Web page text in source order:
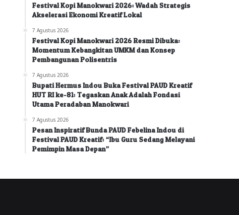
Festival Kopi Manokwari 2026: Wadah Strategis
Akselerasi Ekonomi Kreatif Lokal
7 Agustus 2026
Festival Kopi Manokwari 2026 Resmi Dibuka:
Momentum Kebangkitan UMKM dan Konsep
Pembangunan Polisentris
7 Agustus 2026
Bupati Hermus Indou Buka Festival PAUD Kreatif
HUT RI ke-81: Tegaskan Anak Adalah Fondasi
Utama Peradaban Manokwari
7 Agustus 2026
Pesan Inspiratif Bunda PAUD Febelina Indou di
Festival PAUD Kreatif: “Ibu Guru Sedang Melayani
Pemimpin Masa Depan”